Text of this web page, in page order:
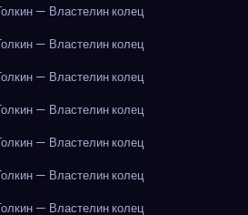
— Властелин колец
— Властелин колец
— Властелин колец
— Властелин колец
— Властелин колец
— Властелин колец
— Властелин колец